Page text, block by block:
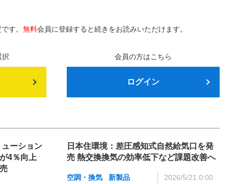
す。 無料会員に登録すると続きをお読みいただけます。
択 会員の方はこちら
ログイン
ーション
が4％向上
日本住環境：差圧感知式自然給気口を発
売 熱交換換気の効率低下など課題改善へ
空調・換気
新製品
2026/5/21 0:00